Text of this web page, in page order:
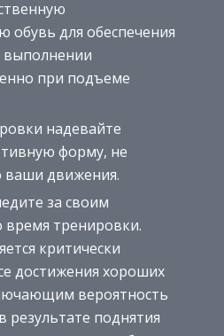
обувь для обеспечения
выполнении
при подъеме
надевайте
форму, не
движения.
за своим
время тренировки.
критически
достижения хороших
вероятность
результате поднятия